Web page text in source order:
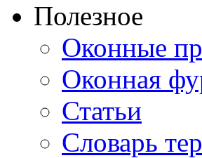
Полезное
Оконные
Оконная
Статьи
Словарь